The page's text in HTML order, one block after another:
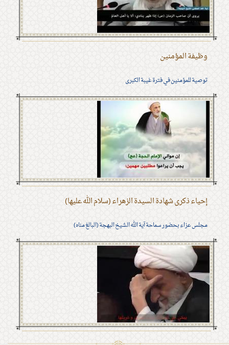
وظيفة المؤمنين
توصية للمؤمنين في فترة غيبة الكبرى
إحياء ذكرى شهادة السيدة الزهراء (سلام الله عليها)
مجلس عزاء بحضور سماحة آية الله الشيخ البهجة (البالغ مناه)